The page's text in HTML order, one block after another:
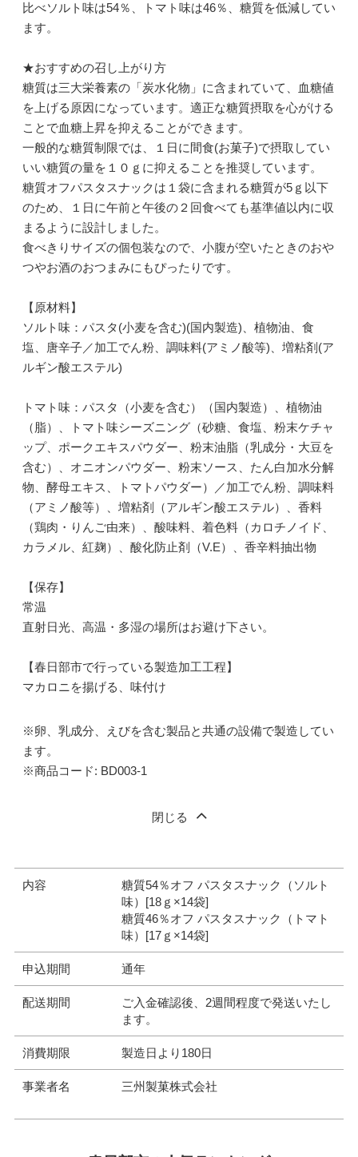
比べソルト味は54％、トマト味は46％、糖質を低減してい
ます。
★おすすめの召し上がり方
糖質は三大栄養素の「炭水化物」に含まれていて、血糖値
を上げる原因になっています。適正な糖質摂取を心がける
ことで血糖上昇を抑えることができます。
一般的な糖質制限では、１日に間食(お菓子)で摂取してい
いい糖質の量を１０ｇに抑えることを推奨しています。
糖質オフパスタスナックは１袋に含まれる糖質が5ｇ以下
のため、１日に午前と午後の２回食べても基準値以内に収
まるように設計しました。
食べきりサイズの個包装なので、小腹が空いたときのおや
つやお酒のおつまみにもぴったりです。
【原材料】
ソルト味：パスタ(小麦を含む)(国内製造)、植物油、食
塩、唐辛子／加工でん粉、調味料(アミノ酸等)、増粘剤(ア
ルギン酸エステル)
トマト味：パスタ（小麦を含む）（国内製造）、植物油
（脂）、トマト味シーズニング（砂糖、食塩、粉末ケチャ
ップ、ポークエキスパウダー、粉末油脂（乳成分・大豆を
含む）、オニオンパウダー、粉末ソース、たん白加水分解
物、酵母エキス、トマトパウダー）／加工でん粉、調味料
（アミノ酸等）、増粘剤（アルギン酸エステル）、香料
（鶏肉・りんご由来）、酸味料、着色料（カロチノイド、
カラメル、紅麹）、酸化防止剤（V.E）、香辛料抽出物
【保存】
常温
直射日光、高温・多湿の場所はお避け下さい。
【春日部市で行っている製造加工工程】
マカロニを揚げる、味付け
※卵、乳成分、えびを含む製品と共通の設備で製造してい
ます。
※商品コード: BD003-1
閉じる
内容
糖質54％オフ パスタスナック（ソルト
味）[18ｇ×14袋]
糖質46％オフ パスタスナック（トマト
味）[17ｇ×14袋]
申込期間 通年
配送期間
ご入金確認後、2週間程度で発送いたし
ます。
消費期限 製造日より180日
事業者名 三州製菓株式会社